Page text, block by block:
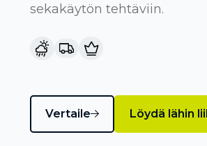
sekakäytön tehtäviin.
Vertaile Löydä lähin